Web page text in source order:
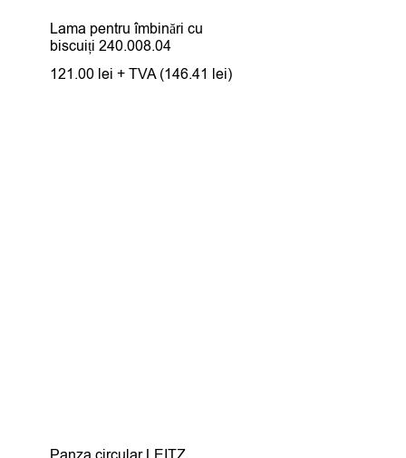
Lama pentru îmbinări cu
biscuiți 240.008.04
121.00 lei + TVA (146.41 lei)